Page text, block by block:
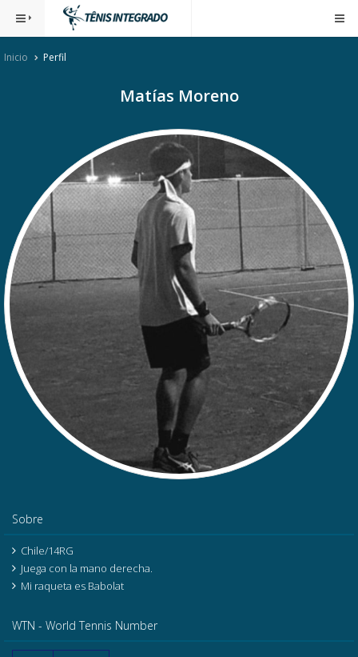
Inicio Perfil
Matías Moreno
Sobre
Chile/14RG
Juega con la mano derecha.
Mi raqueta es Babolat
WTN - World Tennis Number